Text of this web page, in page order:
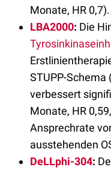
Monate, HR 0,7).
LBA2000: Die
STUPP-
verbessert
Monate, HR
Ansprechrate
ausstehenden
DeLLphi-304: